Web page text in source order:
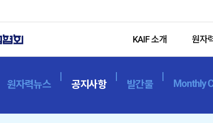
KAIF 소개 원자
원자력뉴스 공지사항 발간물 Monthly